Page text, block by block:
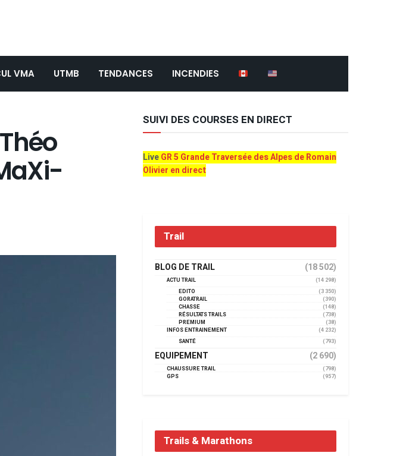
VMA UTMB TENDANCES INCENDIES
SUIVI DES COURSES EN DIRECT
LiveGR 5 Grande Traversée des Alpes de Romain
Olivier en direct
Trail
BLOG DE TRAIL (18 502)
ACTU TRAIL
(14 298)
EDITO
(3 350)
GORATRAIL
(390)
CHASSE
(148)
RÉSULTATS TRAILS
(738)
PREMIUM
(38)
INFOS ENTRAINEMENT
(4 232)
SANTÉ
(793)
EQUIPEMENT (2 690)
CHAUSSURE TRAIL
(798)
GPS
(957)
Trails & Marathons